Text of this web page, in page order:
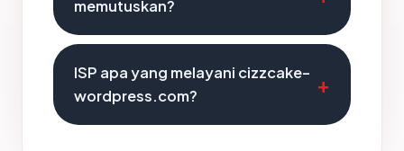
memutuskan?
ISP apa yang melayani cizzcake-
wordpress.com?